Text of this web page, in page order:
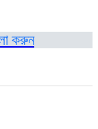
করুন